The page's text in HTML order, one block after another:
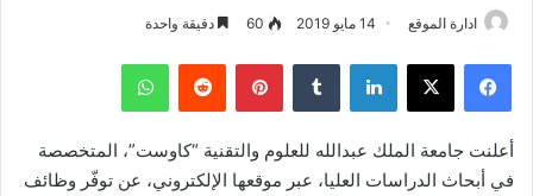
ادارة الموقع 14 مايو 2019 60 دقيقة واحدة
فيسبوك لينكدإن بينتيريست
أعلنت جامعة الملك عبدالله للعلوم والتقنية “كاوست”، المتخصصة
في أبحاث الدراسات العليا، عبر موقعها الإلكتروني، عن توفّر وظائف